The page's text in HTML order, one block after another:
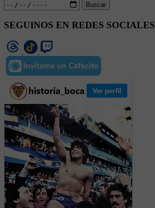
Buscar
SEGUINOS EN REDES SOCIALES